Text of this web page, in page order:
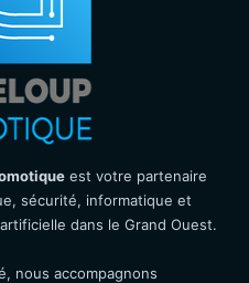
est votre partenaire
sécurité, informatique et
dans le Grand Ouest.
nous accompagnons